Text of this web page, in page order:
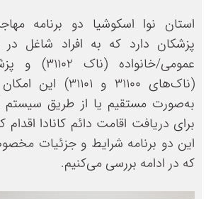
استان نوا اسکوشیا دو برنامه
پزشکان دارد که به افراد شاغل
عمومی/
(ناک‌های 31100 و
به‌صورت مستقیم یا از طریق سیستم
برای دریافت اقامت دائم کانادا اقدام
این دو برنامه شرایط و جزئیات
که در ادامه بررسی می‌کنیم.